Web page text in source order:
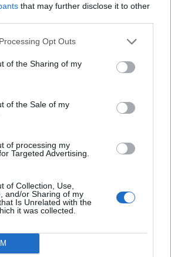
that may further disclose it to other
Opt Outs
of the Sharing of my
of the Sale of my
of processing my
Targeted Advertising.
of Collection, Use,
and/or Sharing of my
Is Unrelated with the
it was collected.